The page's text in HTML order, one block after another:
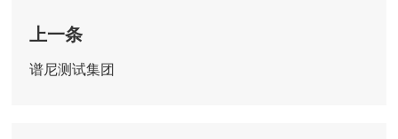
上一条
谱尼测试集团